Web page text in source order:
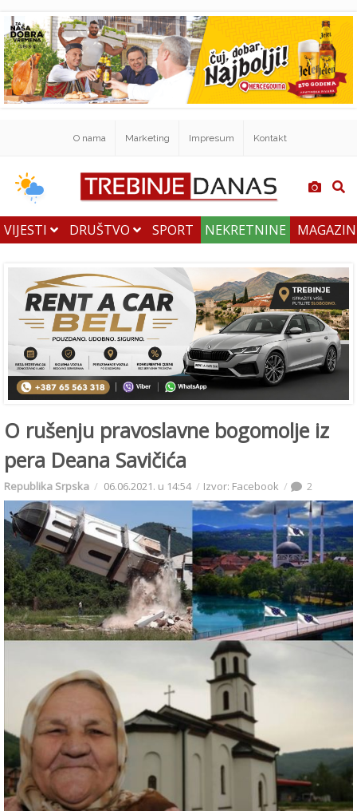
O nama Marketing Impresum Kontakt
VIJESTI DRUŠTVO SPORT NEKRETNINE
O rušenju pravoslavne bogomolje iz
pera Deana Savičića
Republika Srpska 06.06.2021. u 14:54 Izvor: Facebook 2